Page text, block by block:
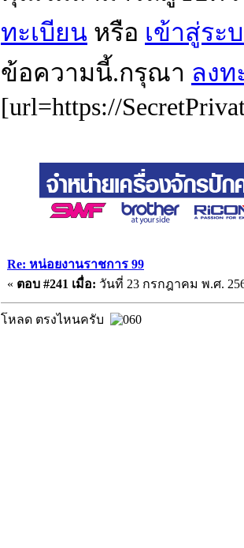
ทะเบียน หรือ เข้าสู่ระ
ข้อความนี้.กรุณา ลงท
[url=https://
Re: หน่อยงานราชการ 99
« ตอบ #241 เมื่อ: วันที่ 23 กรกฎาคม พ.ศ.
โหลด ตรงไหนครับ